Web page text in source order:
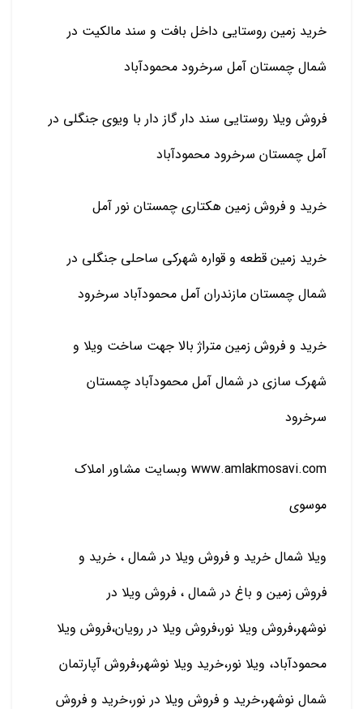
خرید زمین روستایی داخل بافت و سند مالکیت در
شمال چمستان آمل سرخرود محمودآباد
فروش ویلا روستایی سند دار گاز دار با ویوی جنگلی در
آمل چمستان سرخرود محمودآباد
خرید و فروش زمین هکتاری چمستان نور آمل
خرید زمین قطعه و قواره شهرکی ساحلی جنگلی در
شمال چمستان مازندران آمل محمودآباد سرخرود
خرید و فروش زمین متراژ بالا جهت ساخت ویلا و
شهرک سازی در شمال آمل محمودآباد چمستان
سرخرود
www.amlakmosavi.com وبسایت مشاور املاک
موسوی
ویلا شمال خرید و فروش ویلا در شمال ، خرید و
فروش زمین و باغ در شمال ، فروش ویلا در
نوشهر،فروش ویلا نور،فروش ويلا در رویان،فروش ويلا
محمودآباد، ویلا نور،خرید ويلا نوشهر،فروش آپارتمان
شمال نوشهر،خرید و فروش ویلا در نور،خرید و فروش